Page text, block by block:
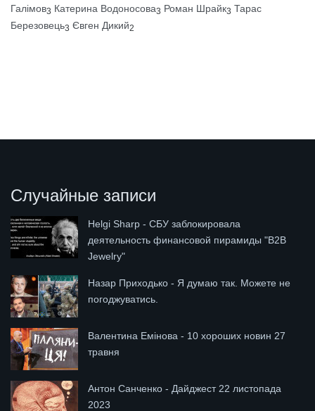
Галімов3 Катерина Водоносова3 Роман Шрайк3 Тарас
Березовець3 Євген Дикий2
Случайные записи
Helgi Sharp - СБУ заблокировала
деятельность финансовой пирамиды "B2B
Jewelry"
Назар Приходько - Я думаю так. Можете не
погоджуватись.
Валентина Емінова - 10 хороших новин 27
травня
Антон Санченко - Дайджест 22 листопада
2023